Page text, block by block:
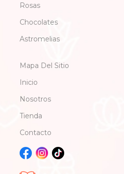
Rosas
Chocolates
Astromelias
Mapa Del Sitio
Inicio
Nosotros
Tienda
Contacto